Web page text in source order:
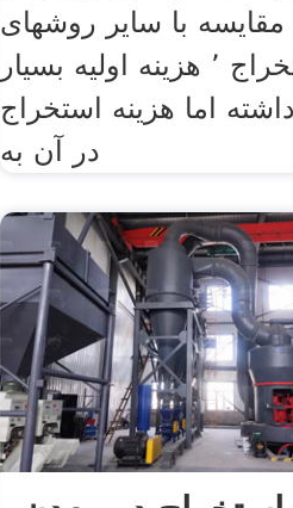
مقایسه با سایر روشهای
استخراج ٬ هزینه اولیه بسیار
داشته اما هزینه استخراج
در آن به